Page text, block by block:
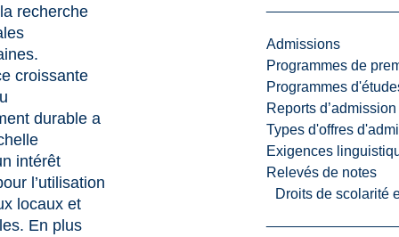
Admissions
Programmes de
Programmes
Reports d’admission
Types d'offres
Exigences
Relevés de notes
Droits de scolarité
recherche
croissante
durable a
intérêt
l’utilisation
locaux et
En plus